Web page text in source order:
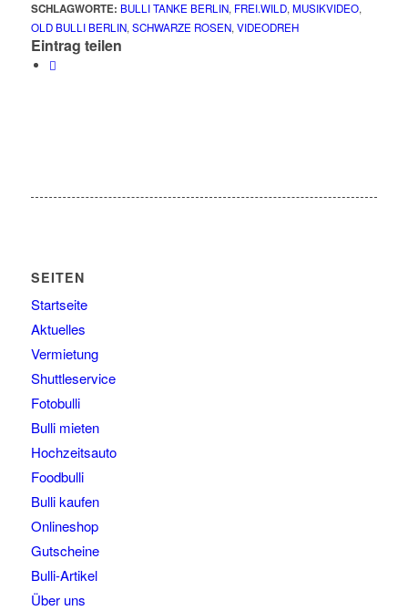
SCHLAGWORTE: BULLI TANKE BERLIN, FREI.WILD, MUSIKVIDEO,
OLD BULLI BERLIN, SCHWARZE ROSEN, VIDEODREH
Eintrag teilen
SEITEN
Startseite
Aktuelles
Vermietung
Shuttleservice
Fotobulli
Bulli mieten
Hochzeitsauto
Foodbulli
Bulli kaufen
Onlineshop
Gutscheine
Bulli-Artikel
Über uns